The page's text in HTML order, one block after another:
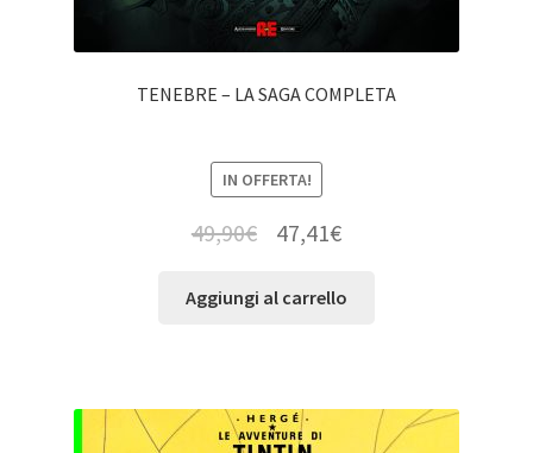
TENEBRE – LA SAGA COMPLETA
IN OFFERTA!
49,90€ 47,41€
Aggiungi al carrello